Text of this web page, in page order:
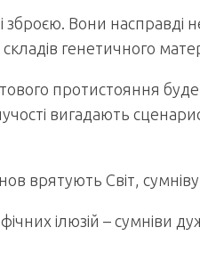
зброєю. Вони
генетичного
протистояння
вигадають
врятують Світ,
ілюзій – сумніви